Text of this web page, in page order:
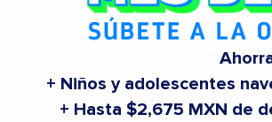
+ Niños y adolescentes
+ Hasta $2,675 MXN de